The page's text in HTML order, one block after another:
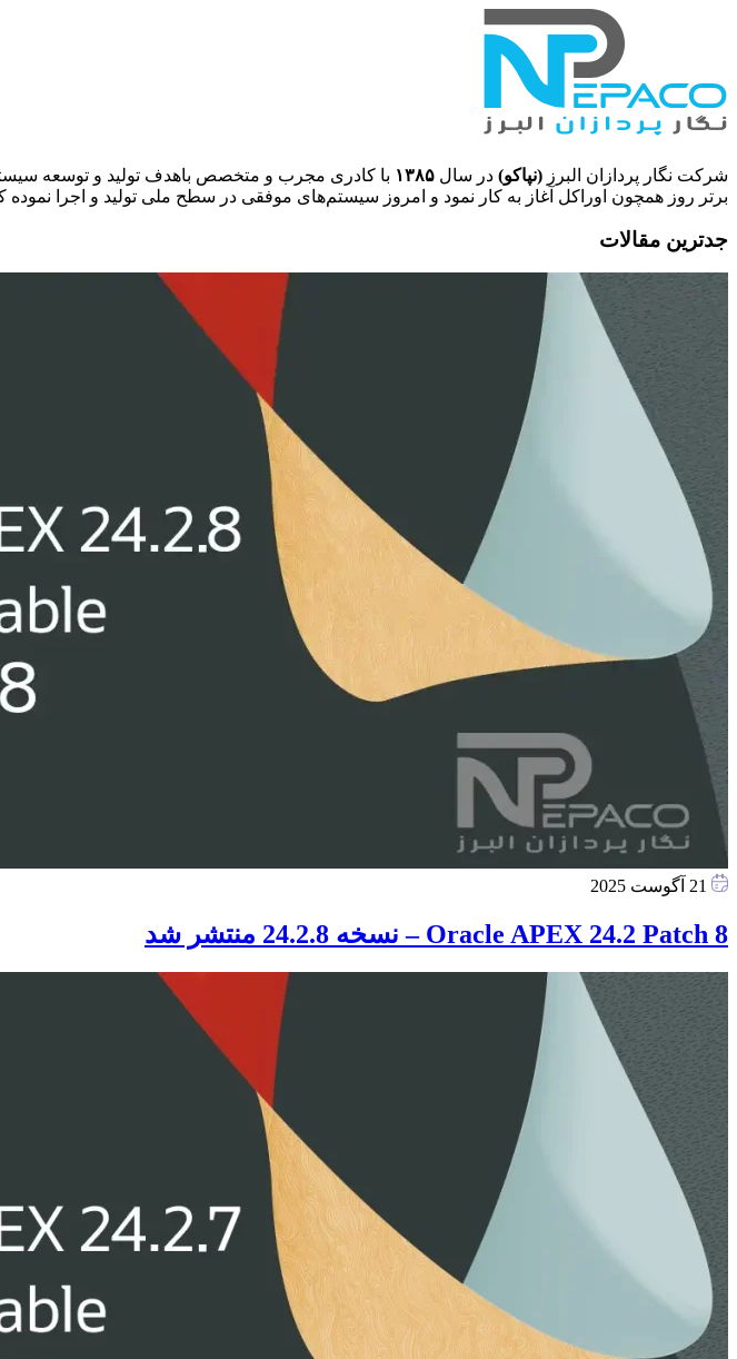
شرکت نگار پردازان البرز (نپاکو) در سال ۱۳۸۵ با کادری مجرب و متخصص باهدف تولید و توسعه
برتر روز همچون اوراکل آغاز به کار نمود و امروز سیستم‌های موفقی در سطح ملی تولید و اجرا
جدترین مقالات
Oracle APEX 24.2 Patch 8 – نسخه 24.2.8 منتشر شد